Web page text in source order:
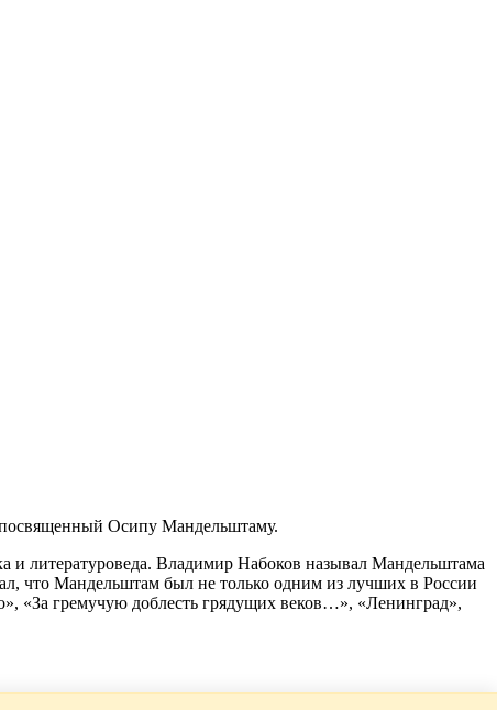
посвященный Осипу Мандельштаму.
и литературоведа. Владимир Набоков называл Мандельштама
что Мандельштам был не только одним из лучших в России
«За гремучую доблесть грядущих веков…», «Ленинград»,